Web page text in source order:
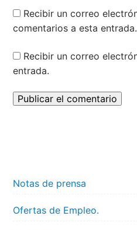
Recibir un correo
comentarios a esta entrada.
Recibir un correo
entrada.
Notas de prensa
Ofertas de Empleo.